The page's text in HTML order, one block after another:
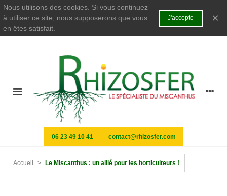
Nous utilisons des cookies. Si vous continuez
à utiliser ce site, nous supposerons que vous
en êtes satisfait.
J'accepte ×
06 23 49 10 41 contact@rhizosfer.com
Accueil > Le Miscanthus : un allié pour les horticulteurs !